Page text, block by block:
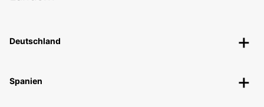
Deutschland
Spanien